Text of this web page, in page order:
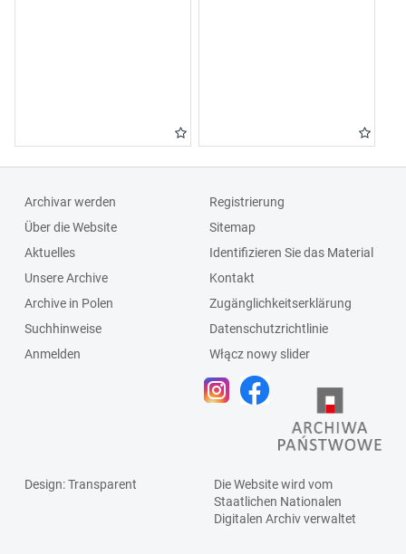
Archivar werden
Über die Website
Aktuelles
Unsere Archive
Archive in Polen
Suchhinweise
Anmelden
Registrierung
Sitemap
Identifizieren Sie das Material
Kontakt
Zugänglichkeitserklärung
Datenschutzrichtlinie
Włącz nowy slider
Design: Transparent
Die Website wird vom
Staatlichen Nationalen
Digitalen Archivverwaltet